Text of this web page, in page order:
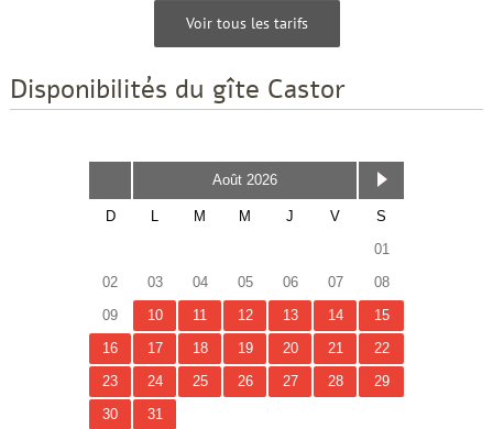
Voir tous les tarifs
Disponibilités du gîte Castor
Août 2026
D L M M J V S
01
02 03 04 05 06 07 08
09 10 11 12 13 14 15
16 17 18 19 20 21 22
23 24 25 26 27 28 29
30 31